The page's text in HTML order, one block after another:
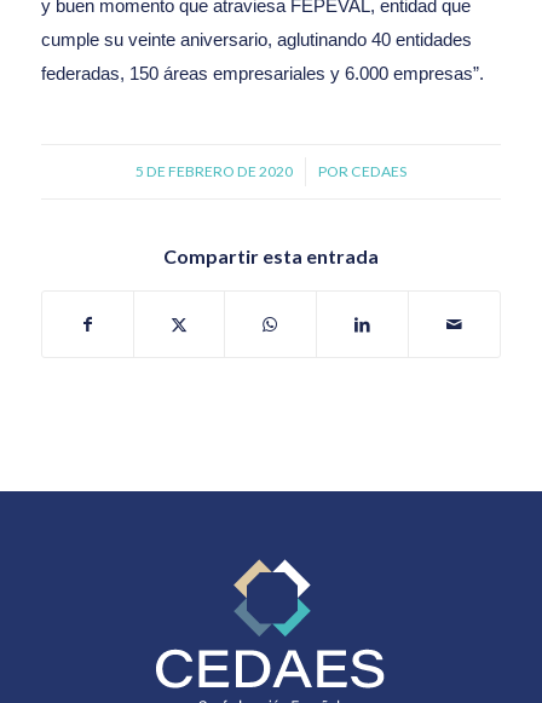
y buen momento que atraviesa FEPEVAL, entidad que
cumple su veinte aniversario, aglutinando 40 entidades
federadas, 150 áreas empresariales y 6.000 empresas”.
5 DE FEBRERO DE 2020
/ POR CEDAES
Compartir esta entrada